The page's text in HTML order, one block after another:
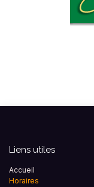
Liens utiles
Accueil
Horaires